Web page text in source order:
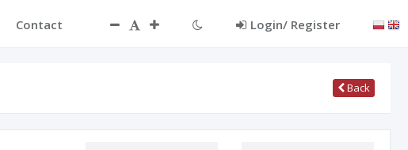
Contact Login/ Register
Back